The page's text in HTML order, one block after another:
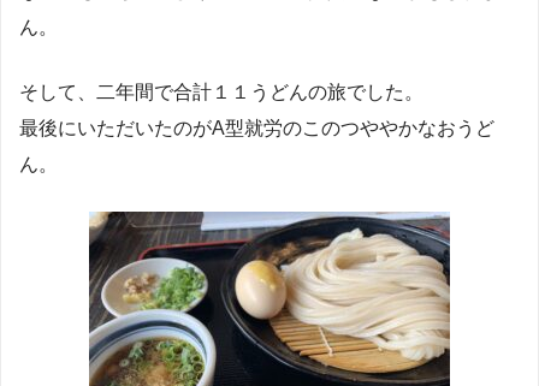
ん。
そして、二年間で合計１１うどんの旅でした。
最後にいただいたのがA型就労のこのつややかなおうど
ん。